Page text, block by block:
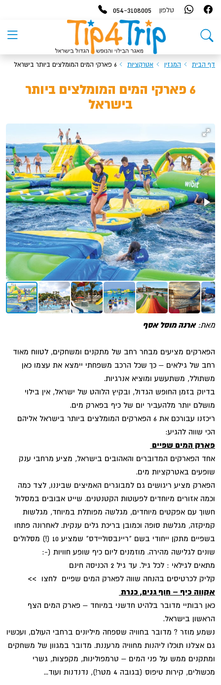
טלפון 054-3108005
דף הבית המגזין אטרקציות 6 פארקי המים המומלצים ביותר בישראל
6 פארקי המים המומלצים ביותר
בישראל
מאת:ארנה מוסל אסף
הפארקים מציעים מבחר רחב של מתקנים ומשחקים, לטווח מאוד
רחב של גילאים – כך שכל הרכב משפחתי יימצא את עצמו כאן
משתולל, משתעשע ומוציא אנרגיות.
בדיוק בזמן החופש הגדול, ובקיץ הלוהט של ישראל, אין בילוי
מושלם יותר מלהעביר יום של כיף בפארק מים.
ריכזנו עבורכם את 6 הפארקים המומלצים ביותר בישראל אליהם
הכי שווה להגיע:
פארק המים שפיים
אחד הפארקים המדוברים והאהובים בישראל, מציע מרחבי ענק
שופעים באטרקציות מים.
הפארק מציע ריגושים גם למבוגרים האמיצים שביננו, לצד כמה
וכמה אזורים מיוחדים לפעוטות הקטנטנים. שייט אבובים במסלול
חשוך עם אפקטים מיוחדים, מגלשה מפותלת במיוחד, מגלשות
קמיקזה, מגלשת סופה וכמובן בריכת גלים ענקית. לאחרונה פתחו
בשפיים מתקן ייחודי בשם "ריינבסוליידס" שמציע 10 (!) מסלולים
שונים לגלישה מהירה. מוזמנים ליום כיף שופע חוויות (-:
מתאים לגילאי : לכל גיל. עד גיל 2 הכניסה חינם
קליק לכרטיסים בהנחה שווה לפארק המים שפיים לחצו >>
אקווה כיף – חוף גנים, כנרת
כאן רבותיי מדובר בלהיט חדשני במיוחד – פארק המים הצף
הראשון בישראל.
נשמע מוזר ? מדובר בחוויה שספחה מיליונים ברחבי העולם, ועכשיו
גם אצלנו תוכלו ליהנות מחוויה מרעננת. מדובר במגוון של משחקים
ומתקנים ממש על פני המים – טרמפולינות, מקפצות, גשרי
מכשולים, קירות טיפוס (בגובה 4 מטר!), נדנדנות ועוד...